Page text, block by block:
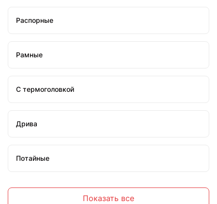
Распорные
Рамные
С термоголовкой
Дрива
Потайные
Показать все